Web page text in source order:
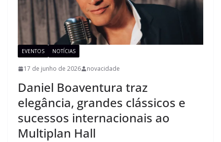
EVENTOS NOTÍCIAS
17 de junho de 2026 novacidade
Daniel Boaventura traz
elegância, grandes clássicos e
sucessos internacionais ao
Multiplan Hall